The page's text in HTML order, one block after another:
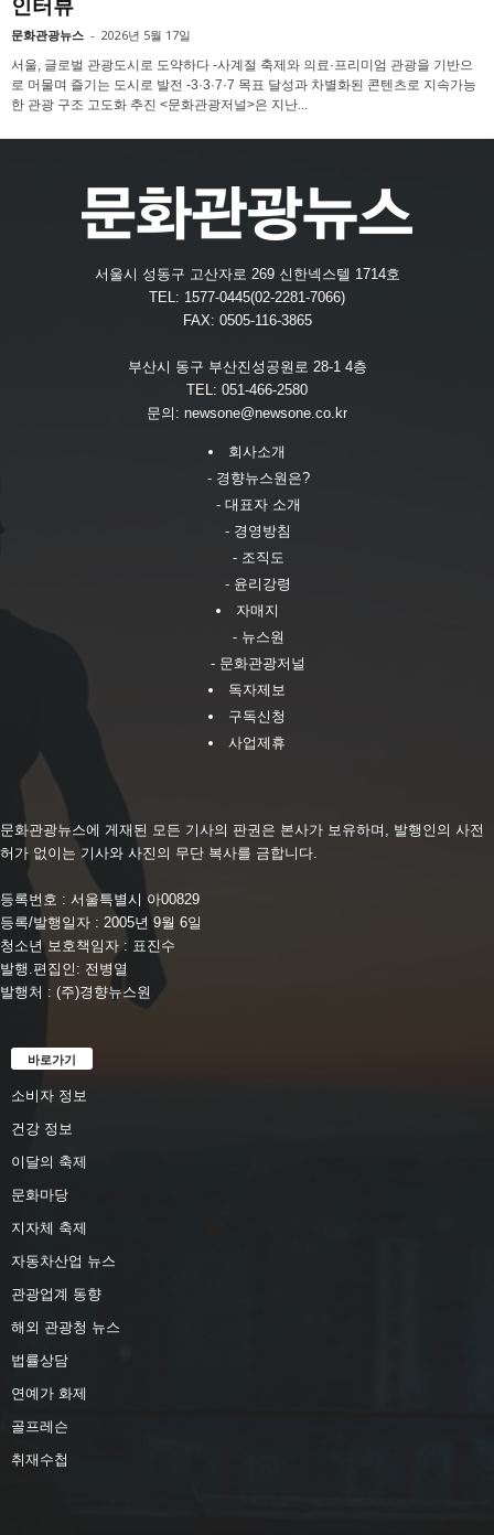
문화관광뉴스 - 2026년 5월 17일
서울, 글로벌 관광도시로 도약하다 -사계절 축제와 의료·프리미엄 관광을 기반으
로 머물며 즐기는 도시로 발전 -3·3·7·7 목표 달성과 차별화된 콘텐츠로 지속가능
한 관광 구조 고도화 추진 <문화관광저널>은 지난...
서울시 성동구 고산자로 269 신한넥스텔 1714호
TEL: 1577-0445(02-2281-7066)
FAX: 0505-116-3865
부산시 동구 부산진성공원로 28-1 4층
TEL: 051-466-2580
문의: newsone@newsone.co.kr
회사소개
- 경향뉴스원은?
- 대표자 소개
- 경영방침
- 조직도
- 윤리강령
자매지
- 뉴스원
- 문화관광저널
독자제보
구독신청
사업제휴
문화관광뉴스에 게재된 모든 기사의 판권은 본사가 보유하며, 발행인의 사전
허가 없이는 기사와 사진의 무단 복사를 금합니다.
등록번호 : 서울특별시 아00829
등록/발행일자 : 2005년 9월 6일
청소년 보호책임자 : 표진수
발행.편집인: 전병열
발행처 : (주)경향뉴스원
바로가기
소비자 정보
건강 정보
이달의 축제
문화마당
지자체 축제
자동차산업 뉴스
관광업계 동향
해외 관광청 뉴스
법률상담
연예가 화제
골프레슨
취재수첩